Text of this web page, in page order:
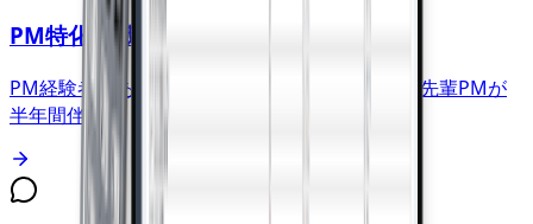
PM特化転職エージェント
PM経験者があなたに合う求人を提案、入社後は先輩PMが
半年間伴走